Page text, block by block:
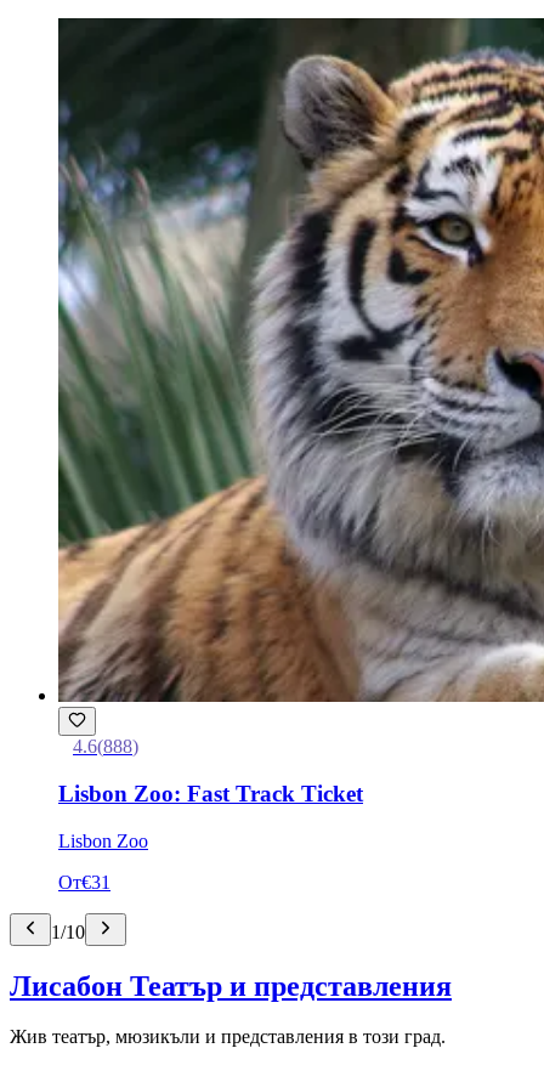
4.6(888)
Lisbon Zoo: Fast Track Ticket
Lisbon Zoo
От€31
1/10
Лисабон Театър и представления
Жив театър, мюзикъли и представления в този град.